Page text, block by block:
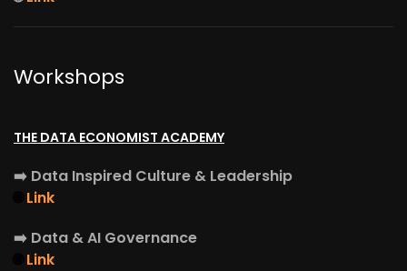
Workshops
THE DATA ECONOMIST ACADEMY
➡️ Data Inspired Culture & Leadership
Link
➡️ Data & AI Governance
Link